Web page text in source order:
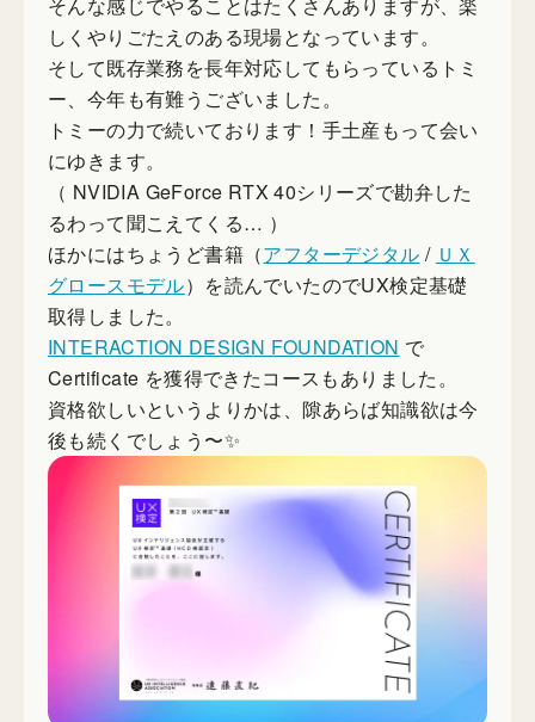
しくやりごたえのある現場となっています。
そして既存業務を長年対応してもらっているトミ
ー、今年も有難うございました。
トミーの力で続いております！手土産もって会い
にゆきます。
（ NVIDIA GeForce RTX 40シリーズで勘弁した
るわって聞こえてくる… ）
ほかにはちょうど書籍（アフターデジタル / ＵＸ
グロースモデル）を読んでいたのでUX検定基礎
取得しました。
INTERACTION DESIGN FOUNDATION で
Certificate を獲得できたコースもありました。
資格欲しいというよりかは、隙あらば知識欲は今
後も続くでしょう〜✨